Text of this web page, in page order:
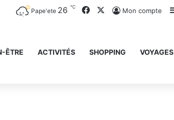
Pape'ete 26 ℃ FacebookMon compte
ÊTRE ACTIVITÉS SHOPPING VOYAGES